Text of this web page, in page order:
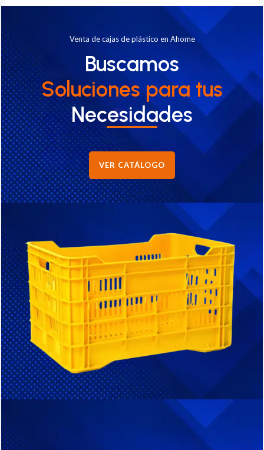
Venta de cajas de plástico en Ahome
Buscamos
Soluciones para tus
Necesidades
VER CATÁLOGO